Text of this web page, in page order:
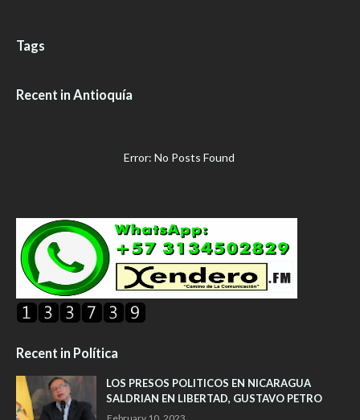
Tags
Recent in Antioquía
Error: No Posts Found
Recent in Política
LOS PRESOS POLITICOS EN NICARAGUA
SALDRIAN EN LIBERTAD, GUSTAVO PETRO